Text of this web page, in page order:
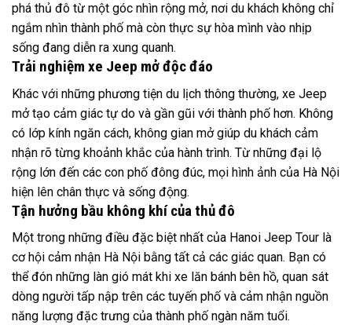
phá thủ đô từ một góc nhìn rộng mở, nơi du khách không chỉ
ngắm nhìn thành phố mà còn thực sự hòa mình vào nhịp
sống đang diễn ra xung quanh.
Trải nghiệm xe Jeep mở độc đáo
Khác với những phương tiện du lịch thông thường, xe Jeep
mở tạo cảm giác tự do và gần gũi với thành phố hơn. Không
có lớp kính ngăn cách, không gian mở giúp du khách cảm
nhận rõ từng khoảnh khắc của hành trình. Từ những đại lộ
rộng lớn đến các con phố đông đúc, mọi hình ảnh của Hà Nội
hiện lên chân thực và sống động.
Tận hưởng bầu không khí của thủ đô
Một trong những điều đặc biệt nhất của Hanoi Jeep Tour là
cơ hội cảm nhận Hà Nội bằng tất cả các giác quan. Bạn có
thể đón những làn gió mát khi xe lăn bánh bên hồ, quan sát
dòng người tấp nập trên các tuyến phố và cảm nhận nguồn
năng lượng đặc trưng của thành phố ngàn năm tuổi.